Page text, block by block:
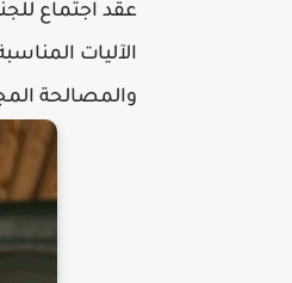
عقد اجتماع
والمصالحة